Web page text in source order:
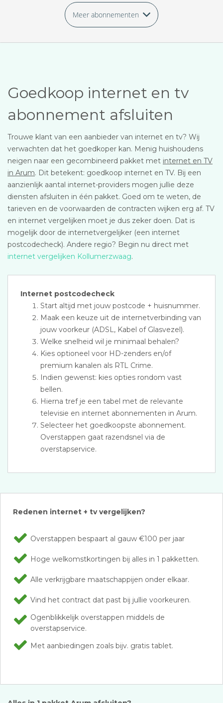
Meer abonnementen
Goedkoop internet en tv
abonnement afsluiten
Trouwe klant van een aanbieder van internet en tv? Wij
verwachten dat het goedkoper kan. Menig huishoudens
neigen naar een gecombineerd pakket met internet en TV
in Arum. Dit betekent: goedkoop internet en TV. Bij een
aanzienlijk aantal internet-providers mogen jullie deze
diensten afsluiten in één pakket. Goed om te weten, de
tarieven en de voorwaarden de contracten wijken erg af. TV
en internet vergelijken moet je dus zeker doen. Dat is
mogelijk door de internetvergelijker (een internet
postcodecheck). Andere regio? Begin nu direct met
internet vergelijken Kollumerzwaag.
Internet postcodecheck
Start altijd met jouw postcode + huisnummer.
Maak een keuze uit de internetverbinding van
jouw voorkeur (ADSL, Kabel of Glasvezel).
Welke snelheid wil je minimaal behalen?
Kies optioneel voor HD-zenders en/of
premium kanalen als RTL Crime.
Indien gewenst: kies opties rondom vast
bellen.
Hierna tref je een tabel met de relevante
televisie en internet abonnementen in Arum.
Selecteer het goedkoopste abonnement.
Overstappen gaat razendsnel via de
overstapservice.
Redenen internet + tv vergelijken?
Overstappen bespaart al gauw €100 per jaar
Hoge welkomstkortingen bij alles in 1 pakketten.
Alle verkrijgbare maatschappijen onder elkaar.
Vind het contract dat past bij jullie voorkeuren.
Ogenblikkelijk overstappen middels de
overstapservice.
Met aanbiedingen zoals bijv. gratis tablet.